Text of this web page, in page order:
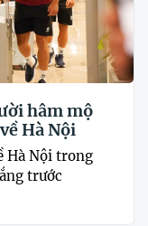
hâm mộ
Hà Nội
Hà Nội trong
trước